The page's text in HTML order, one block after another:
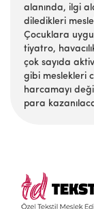
alanında, ilgi
diledikleri
Çocuklara
tiyatro,
çok sayıda
gibi meslekleri
harcamayı
para